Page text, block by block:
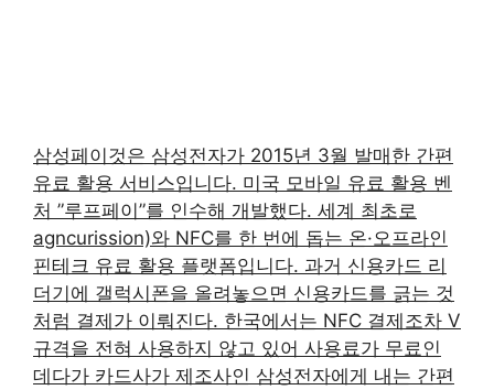
삼성페이것은 삼성전자가 2015년 3월 발매한 간편
유료 활용 서비스입니다. 미국 모바일 유료 활용 벤
처 ”루프페이”를 인수해 개발했다. 세계 최초로
agncurission)와 NFC를 한 번에 돕는 온·오프라인
핀테크 유료 활용 플랫폼입니다. 과거 신용카드 리
더기에 갤럭시폰을 올려놓으면 신용카드를 긁는 것
처럼 결제가 이뤄진다. 한국에서는 NFC 결제조차 V
규격을 전혀 사용하지 않고 있어 사용료가 무료인
데다가 카드사가 제조사인 삼성전자에게 내는 간편